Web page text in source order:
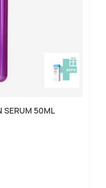
SERUM 50ML